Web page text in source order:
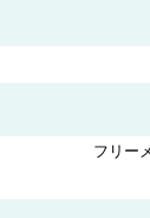
フリー